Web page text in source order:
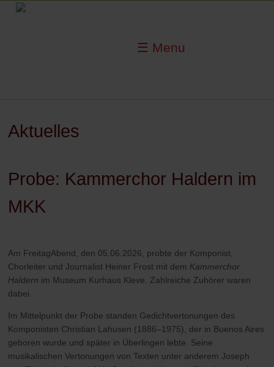
☰ Menu
Aktuelles
Probe: Kammerchor Haldern im
MKK
Am FreitagAbend, den 05.06.2026, probte der Komponist,
Chorleiter und Journalist Heiner Frost mit dem Kammerchor
Haldern im Museum Kurhaus Kleve. Zahlreiche Zuhörer waren
dabei.
Im Mittelpunkt der Probe standen Gedichtvertonungen des
Komponisten Christian Lahusen (1886–1975), der in Buenos Aires
geboren wurde und später in Überlingen lebte. Seine
musikalischen Vertonungen von Texten unter anderem Joseph